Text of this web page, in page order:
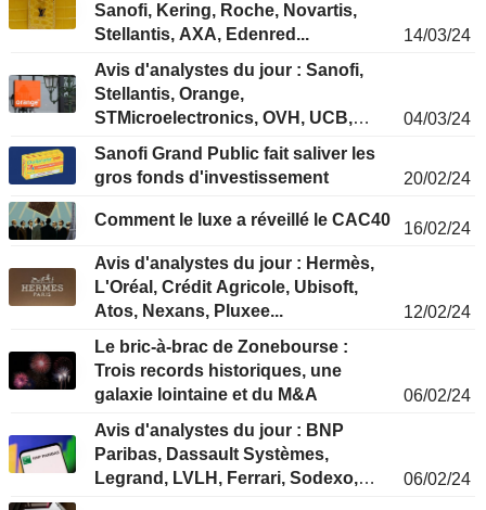
Sanofi, Kering, Roche, Novartis,
Stellantis, AXA, Edenred...
14/03/24
Avis d'analystes du jour : Sanofi,
Stellantis, Orange,
STMicroelectronics, OVH, UCB,
04/03/24
Sanofi Grand Public fait saliver les
gros fonds d'investissement
20/02/24
Comment le luxe a réveillé le CAC40
16/02/24
Avis d'analystes du jour : Hermès,
L'Oréal, Crédit Agricole, Ubisoft,
Atos, Nexans, Pluxee...
12/02/24
Le bric-à-brac de Zonebourse :
Trois records historiques, une
galaxie lointaine et du M&A
06/02/24
Avis d'analystes du jour : BNP
Paribas, Dassault Systèmes,
Legrand, LVLH, Ferrari, Sodexo,
06/02/24